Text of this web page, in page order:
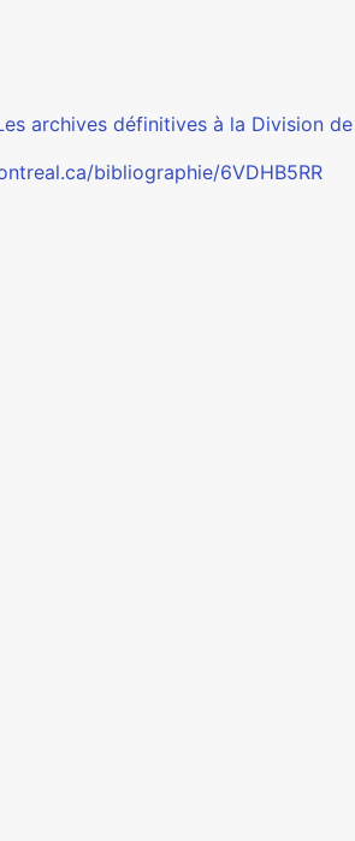
archives définitives à la Division
bibliographie/6VDHB5RR